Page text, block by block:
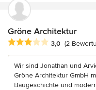
Gröne Architektur
Durchschnittliche
3,0 (2
Wir sind Jonathan und
Gröne Architektur GmbH
Baugeschichte und